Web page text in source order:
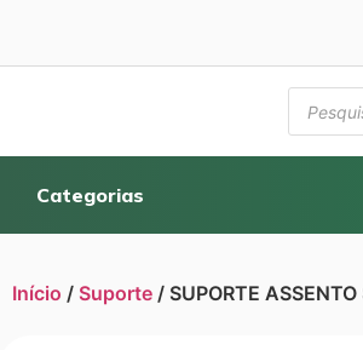
Categorias
Início / Suporte / SUPORTE ASSENTO